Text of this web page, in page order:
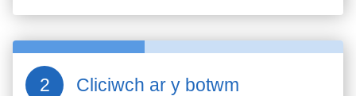
Cliciwch ar y botwm